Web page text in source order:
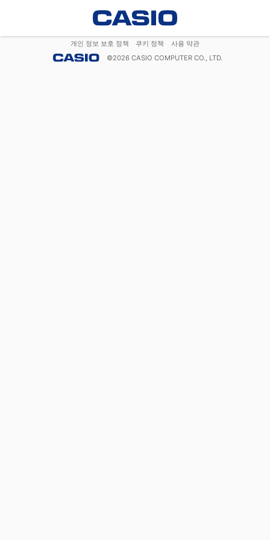
개인 정보 보호 정책 쿠키 정책
사용 약관
©2026 CASIO COMPUTER CO., LTD.